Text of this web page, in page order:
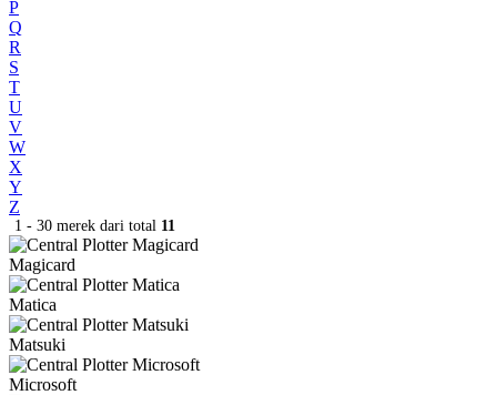
P
Q
R
S
T
U
V
W
X
Y
Z
1 - 30 merek dari total 11
Magicard
Matica
Matsuki
Microsoft